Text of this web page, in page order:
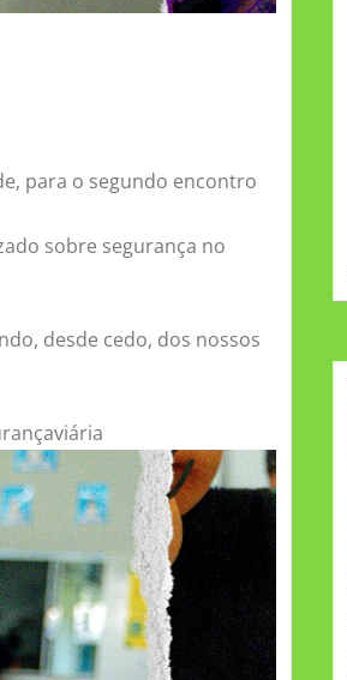
para o segundo encontro
sobre segurança no
desde cedo, dos nossos